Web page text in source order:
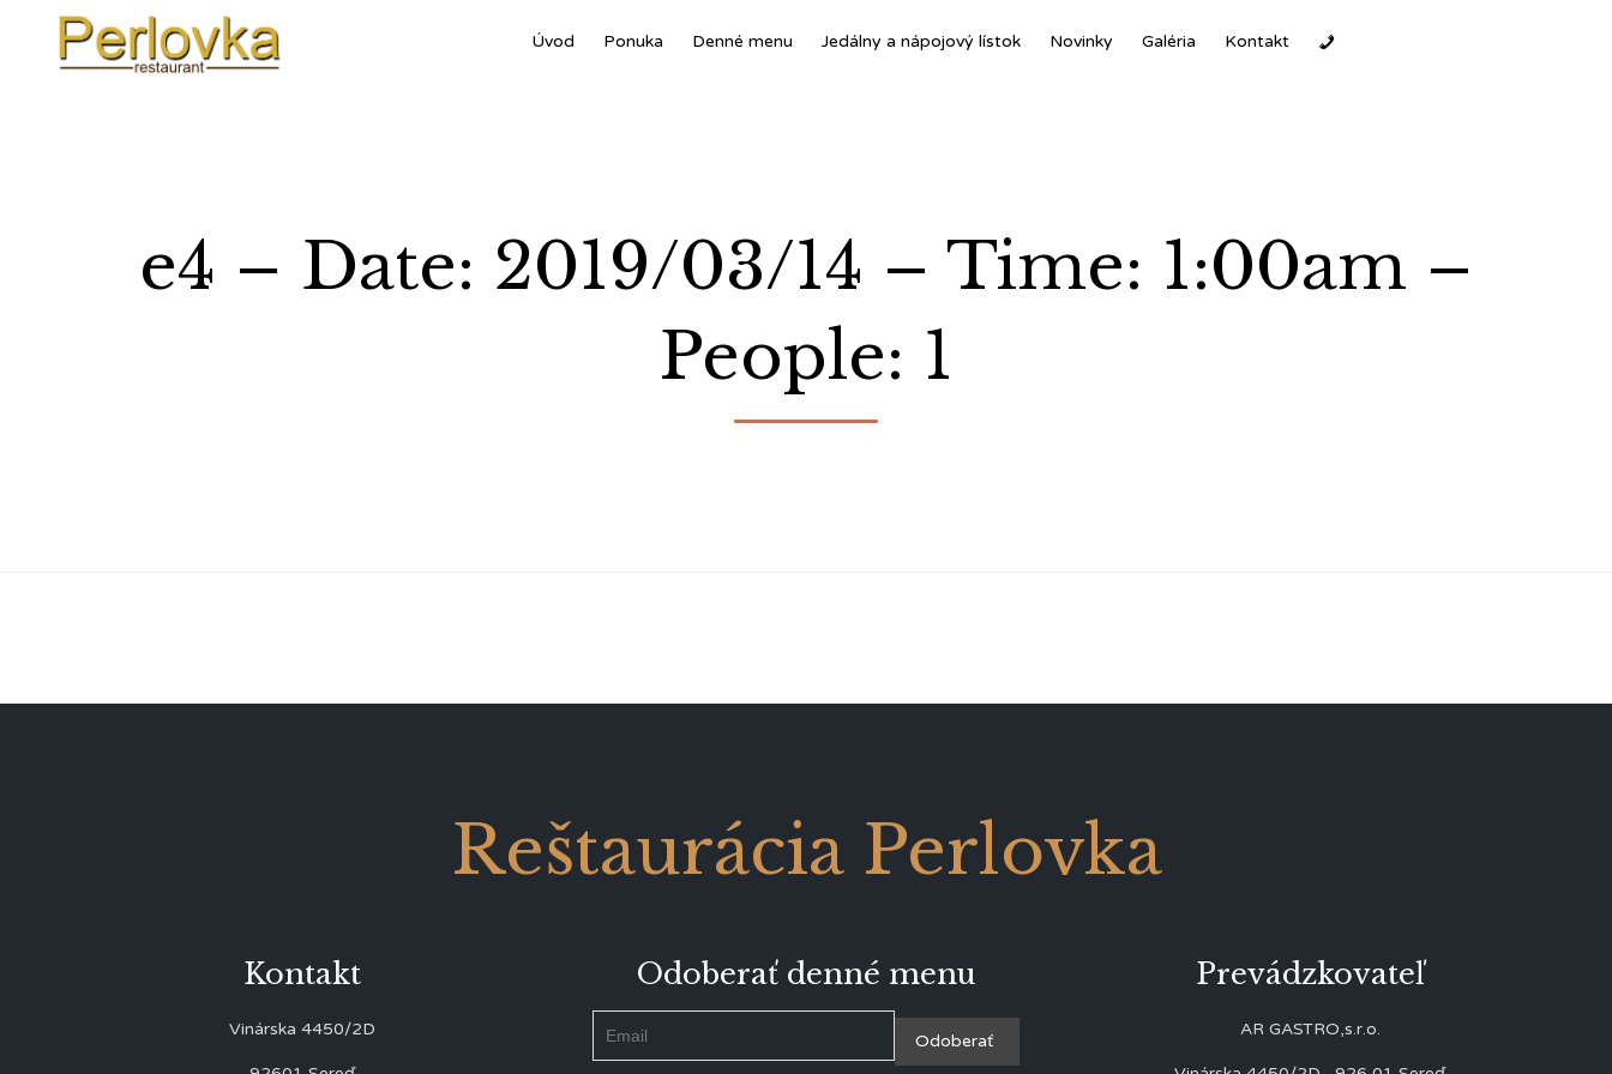
Úvod Ponuka Denné menu Jedálny a nápojový lístok Novinky Galéria Kontakt
e4 – Date: 2019/03/14 – Time: 1:00am –
People: 1
Reštaurácia Perlovka
Kontakt
Vinárska 4450/2D
Odoberať denné menu Prevádzkovateľ
AR GASTRO,s.r.o.